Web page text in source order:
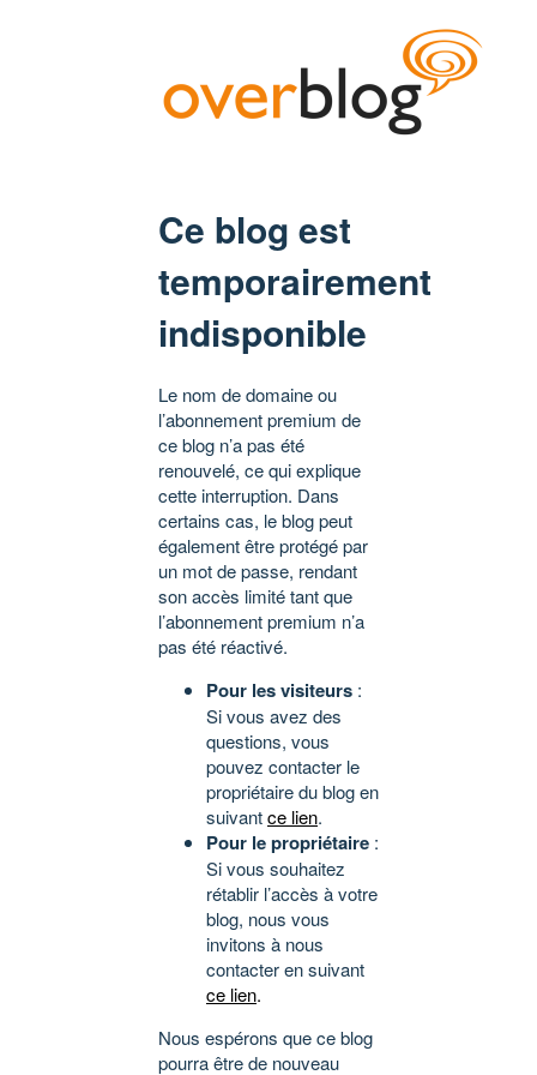
Ce blog est
temporairement
indisponible
Le nom de domaine ou
l’abonnement premium de
ce blog n’a pas été
renouvelé, ce qui explique
cette interruption. Dans
certains cas, le blog peut
également être protégé par
un mot de passe, rendant
son accès limité tant que
l’abonnement premium n’a
pas été réactivé.
Pour les visiteurs :
Si vous avez des
questions, vous
pouvez contacter le
propriétaire du blog en
suivantce lien.
Pour le propriétaire :
Si vous souhaitez
rétablir l’accès à votre
blog, nous vous
invitons à nous
contacter en suivant
ce lien.
Nous espérons que ce blog
pourra être de nouveau